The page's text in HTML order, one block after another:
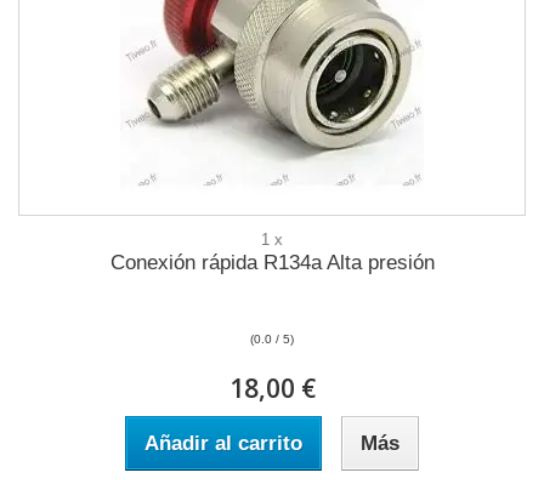
1 x
Conexión rápida R134a Alta presión
(0.0 / 5)
18,00 €
Añadir al carrito Más